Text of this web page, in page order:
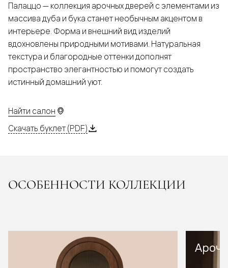
Палаццо — коллекция арочных дверей с элементами из
массива дуба и бука станет необычным акцентом в
интерьере. Форма и внешний вид изделий
вдохновлены природными мотивами. Натуральная
текстура и благородные оттенки дополнят
пространство элегантностью и помогут создать
истинный домашний уют.
Найти салон
Скачать буклет (PDF)
ОСОБЕННОСТИ КОЛЛЕКЦИИ